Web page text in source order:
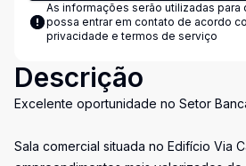
As informações serão utilizadas para
possa entrar em contato de acordo
privacidade e termos de serviço
Descrição
Excelente oportunidade no Setor
Sala comercial situada no Edifício Via